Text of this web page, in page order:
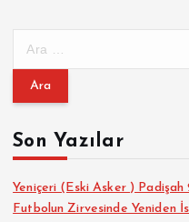
m
:Son Yazılar
Yeniçeri (Eski Asker ) Padişah
Futbolun Zirvesinde Yeniden